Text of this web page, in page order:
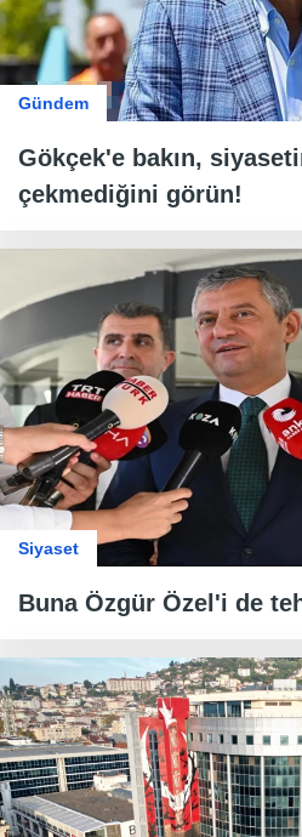
Gündem
Gökçek'e bakın,
çekmediğini görün!
Siyaset
Buna Özgür Özel'i de